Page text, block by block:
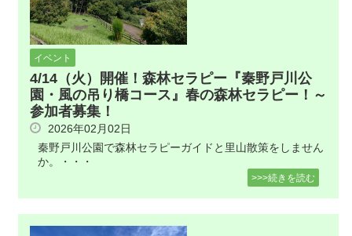
イベント
4/14（火）開催！森林セラピー『秦野戸川公
園・風の吊り橋コース』春の森林セラピー！～
参加者募集！
2026年02月02日
秦野戸川公園で森林セラピーガイドと里山散策をしません
か。・・・
>>>続きを読む